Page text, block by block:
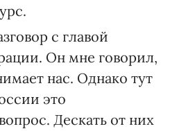
с главой
Он мне говорил,
нас. Однако тут
это
Дескать от них